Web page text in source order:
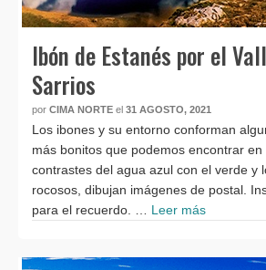
Ibón de Estanés por el
Sarrios
por CIMA NORTE el 31 AGOSTO, 2021
Los ibones y su entorno conforman
más bonitos que podemos encontrar
contrastes del agua azul con el verde y
rocosos, dibujan imágenes de postal.
para el recuerdo. … Leer más